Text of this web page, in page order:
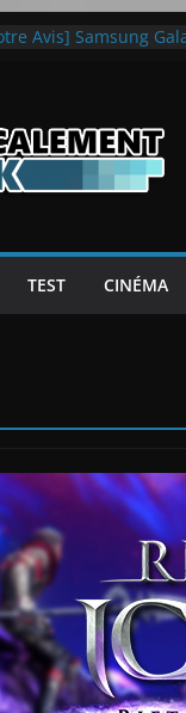
Avis] Samsung
Avis] Spy x Family:
dévoile la LEGO
TEST CINÉMA